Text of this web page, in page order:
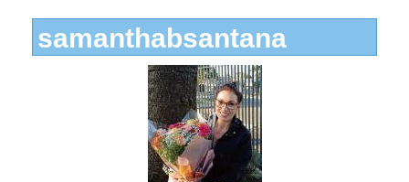
samanthabsantana